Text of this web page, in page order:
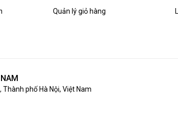
Quản lý giỏ hàng
phố Hà Nội, Việt Nam